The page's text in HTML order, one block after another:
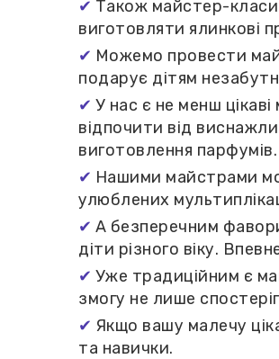
Також майстер-класи
виготовляти ялинкові
Можемо провести
подарує дітям
У нас є не менш
відпочити від
виготовлення парфумів.
Нашими майстрами
улюблених
А безперечним
діти різного віку.
Уже традиційним є
змогу не лише
Якщо вашу малечу
та навички.